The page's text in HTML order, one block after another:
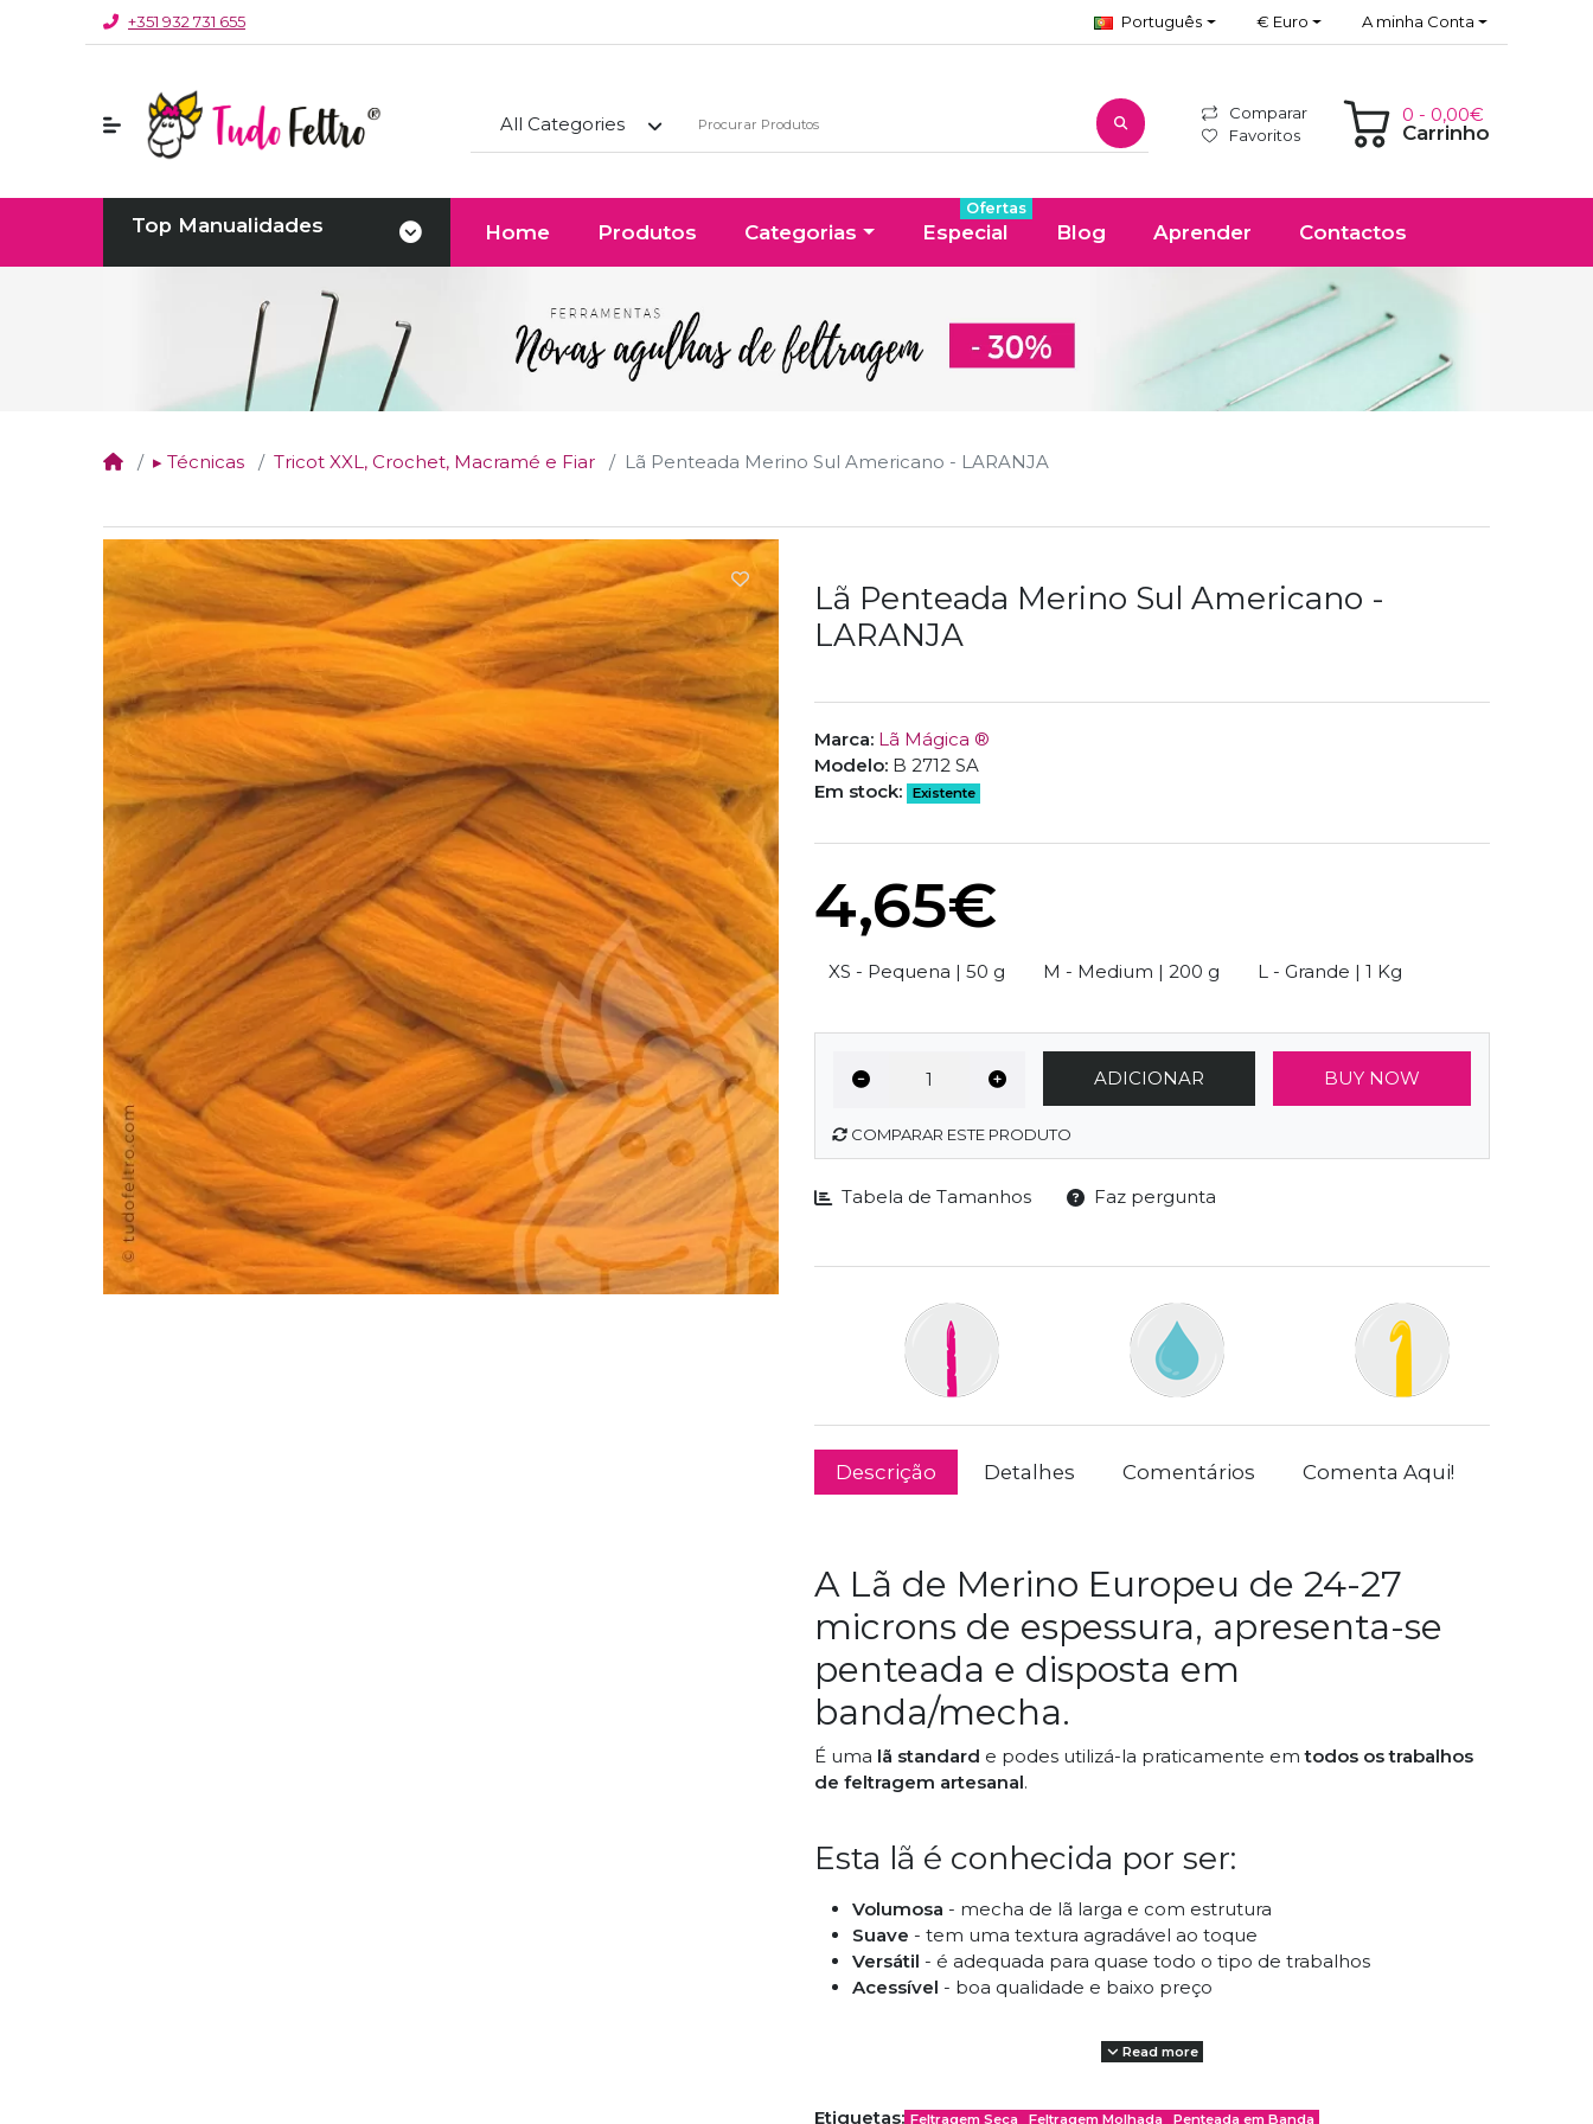
+351 932 731 655 Português € Euro A minha Conta
All Categories
Comparar
Favoritos
Carrinho
0 - 0,00€
Top Manualidades Home Produtos Categorias Especial
Ofertas
Blog Aprender Contactos
▸ Técnicas Tricot XXL, Crochet, Macramé e Fiar Lã Penteada Merino Sul Americano - LARANJA
Lã Penteada Merino Sul Americano -
LARANJA
Marca: Lã Mágica ®
Modelo: B 2712 SA
Em stock:
Existente
4,65€
Size
XS - Pequena | 50 g M - Medium | 200 g L - Grande | 1 Kg
ADICIONAR BUY NOW
COMPARAR ESTE PRODUTO
Tabela de Tamanhos Faz pergunta
Descrição Detalhes Comentários Comenta Aqui!
A Lã de Merino Europeu de 24-27
microns de espessura, apresenta-se
penteada e disposta em
banda/mecha.
É uma lã standard e podes utilizá-la praticamente emtodos os trabalhos
de feltragem artesanal.
Esta lã é conhecida por ser:
Volumosa - mecha de lã larga e com estrutura
Suave - tem uma textura agradável ao toque
Versátil - é adequada para quase todo o tipo de trabalhos
Acessível - boa qualidade e baixo preço
Read more
Etiquetas: Feltragem Seca Feltragem Molhada Penteada em Banda